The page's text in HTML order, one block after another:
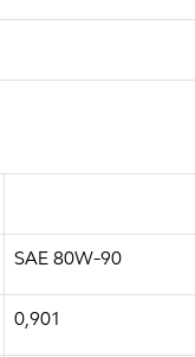
SAE 80W-90
0,901